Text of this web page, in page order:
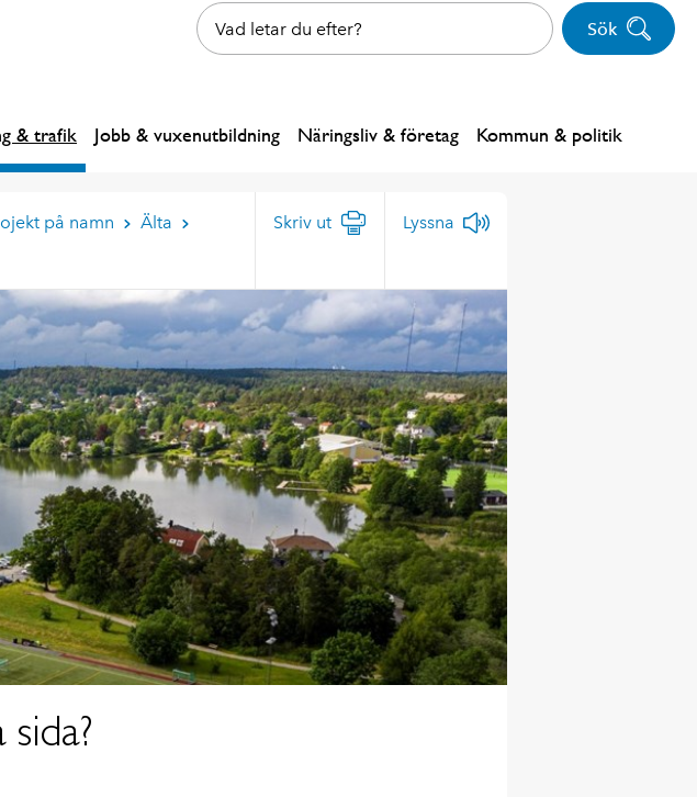
Sök
& trafik Jobb & vuxenutbildning Näringsliv & företag Kommun & politik
på namn
Älta
Skriv ut Lyssna